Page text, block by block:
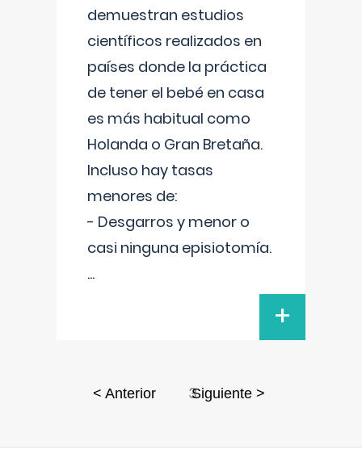
demuestran estudios
científicos realizados en
países donde la práctica
de tener el bebé en casa
es más habitual como
Holanda o Gran Bretaña.
Incluso hay tasas
menores de:
- Desgarros y menor o
casi ninguna episiotomía.
...
+
< Anterior 3Siguiente >